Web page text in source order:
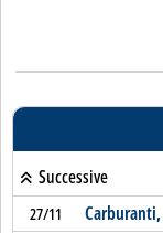
Successive
27/11